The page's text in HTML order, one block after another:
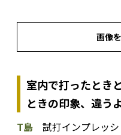
画像
室内で打ったとき
ときの印象、違う
T島 試打インプレッシ